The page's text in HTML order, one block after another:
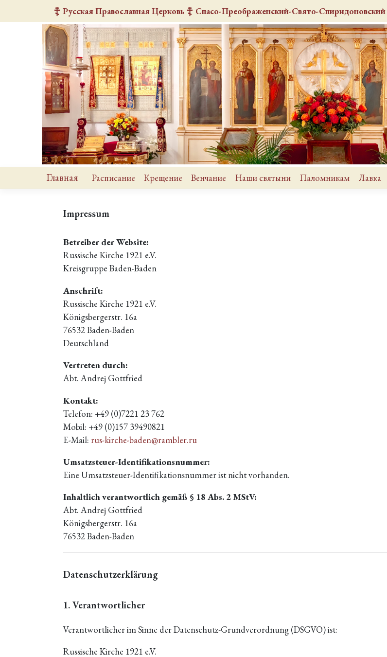
Русская Православная Церковь Спасо-Преображенский-Свято-Спиридоновский
Главная Расписание Крещение Венчание Наши святыни Паломникам Лавка
Impressum
Betreiber der Website:
Russische Kirche 1921 e.V.
Kreisgruppe Baden-Baden
Anschrift:
Russische Kirche 1921 e.V.
Königsbergerstr. 16a
76532 Baden-Baden
Deutschland
Vertreten durch:
Abt. Andrej Gottfried
Kontakt:
Telefon: +49 (0)7221 23 762
Mobil: +49 (0)157 39490821
E-Mail: rus-kirche-baden@rambler.ru
Umsatzsteuer-Identifikationsnummer:
Eine Umsatzsteuer-Identifikationsnummer ist nicht vorhanden.
Inhaltlich verantwortlich gemäß § 18 Abs. 2 MStV:
Abt. Andrej Gottfried
Königsbergerstr. 16a
76532 Baden-Baden
Datenschutzerklärung
1. Verantwortlicher
Verantwortlicher im Sinne der Datenschutz-Grundverordnung (DSGVO) ist:
Russische Kirche 1921 e.V.